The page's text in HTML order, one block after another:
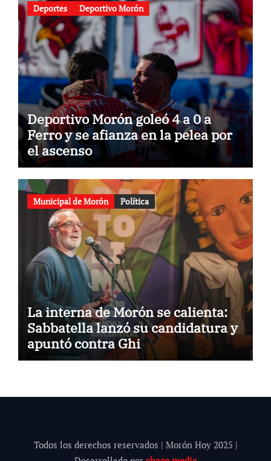
Deportes Deportivo Morón
Deportivo Morón goleó 4 a 0 a
Ferro y se afianza en la pelea por
el ascenso
Municipal de Morón Política
La interna de Morón se calienta:
Sabbatella lanzó su candidatura y
apuntó contra Ghi
Todos los derechos reservados | Morón Hoy 2025 |